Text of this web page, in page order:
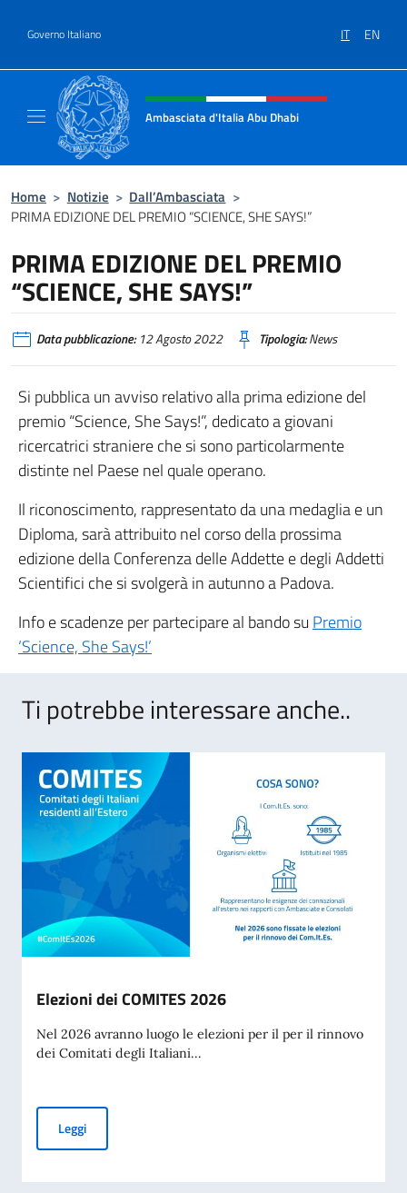
Governo Italiano IT EN
Intestazione sito, social e menù
Ambasciata d'Italia Abu Dhabi
Home > Notizie > Dall’Ambasciata >
PRIMA EDIZIONE DEL PREMIO “SCIENCE, SHE SAYS!”
PRIMA EDIZIONE DEL PREMIO
“SCIENCE, SHE SAYS!”
Data pubblicazione:12 Agosto 2022 Tipologia:News
Si pubblica un avviso relativo alla prima edizione del
premio “Science, She Says!”, dedicato a giovani
ricercatrici straniere che si sono particolarmente
distinte nel Paese nel quale operano.
Il riconoscimento, rappresentato da una medaglia e un
Diploma, sarà attribuito nel corso della prossima
edizione della Conferenza delle Addette e degli Addetti
Scientifici che si svolgerà in autunno a Padova.
Info e scadenze per partecipare al bando su Premio
‘Science, She Says!’
Ti potrebbe interessare anche..
Elezioni dei COMITES 2026
Nel 2026 avranno luogo le elezioni per il per il rinnovo
dei Comitati degli Italiani...
LeggiElezioni dei COMITES 2026